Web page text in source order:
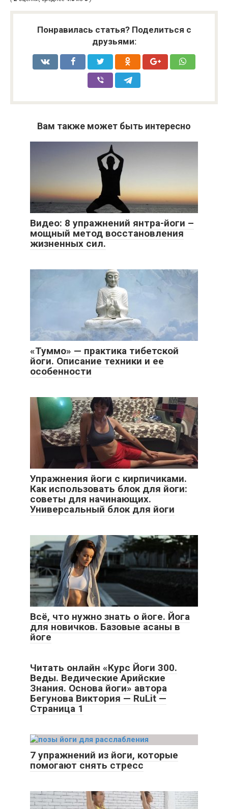
Понравилась статья? Поделиться с
друзьями:
Вам также может быть интересно
Видео: 8 упражнений янтра-йоги –
мощный метод восстановления
жизненных сил.
«Туммо» — практика тибетской
йоги. Описание техники и ее
особенности
Упражнения йоги с кирпичиками.
Как использовать блок для йоги:
советы для начинающих.
Универсальный блок для йоги
Всё, что нужно знать о йоге. Йога
для новичков. Базовые асаны в
йоге
Читать онлайн «Курс Йоги 300.
Веды. Ведические Арийские
Знания. Основа йоги» автора
Бегунова Виктория — RuLit —
Страница 1
7 упражнений из йоги, которые
помогают снять стресс